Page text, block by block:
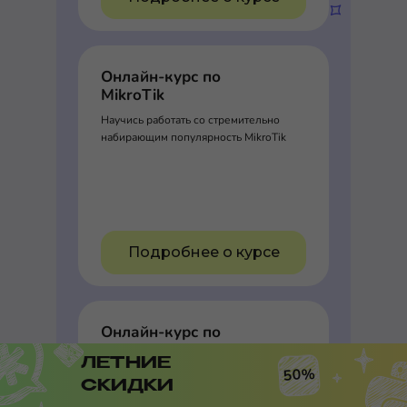
Онлайн-курс по
MikroTik
Научись работать со стремительно
набирающим популярность MikroTik
Подробнее о курсе
Онлайн-курс по
сетевым технологиям
Huawei
Настрой сеть компании, используя
ЛЕТНИЕ
СКИДКИ
50%